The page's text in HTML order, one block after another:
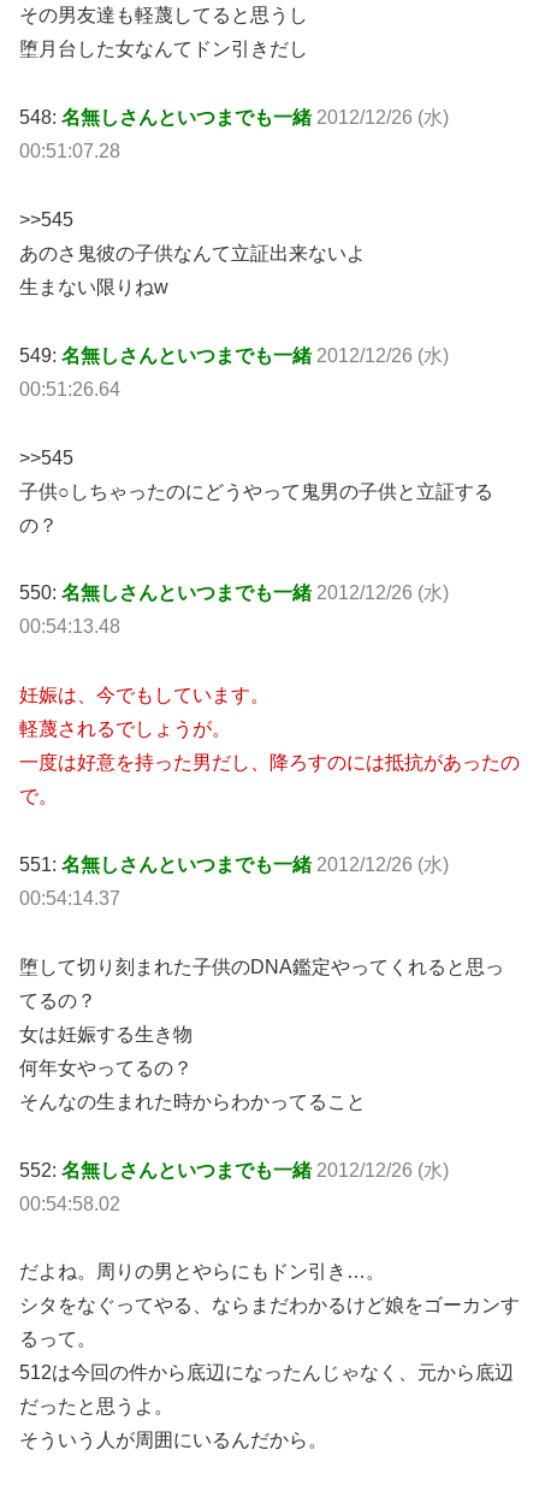
その男友達も軽蔑してると思うし
堕月台した女なんてドン引きだし
548: 名無しさんといつまでも一緒 2012/12/26 (水)
00:51:07.28
>>545
あのさ鬼彼の子供なんて立証出来ないよ
生まない限りねw
549: 名無しさんといつまでも一緒 2012/12/26 (水)
00:51:26.64
>>545
子供○しちゃったのにどうやって鬼男の子供と立証する
の？
550: 名無しさんといつまでも一緒 2012/12/26 (水)
00:54:13.48
妊娠は、今でもしています。
軽蔑されるでしょうが。
一度は好意を持った男だし、降ろすのには抵抗があったの
で。
551: 名無しさんといつまでも一緒 2012/12/26 (水)
00:54:14.37
堕して切り刻まれた子供のDNA鑑定やってくれると思っ
てるの？
女は妊娠する生き物
何年女やってるの？
そんなの生まれた時からわかってること
552: 名無しさんといつまでも一緒 2012/12/26 (水)
00:54:58.02
だよね。周りの男とやらにもドン引き…。
シタをなぐってやる、ならまだわかるけど娘をゴーカンす
るって。
512は今回の件から底辺になったんじゃなく、元から底辺
だったと思うよ。
そういう人が周囲にいるんだから。